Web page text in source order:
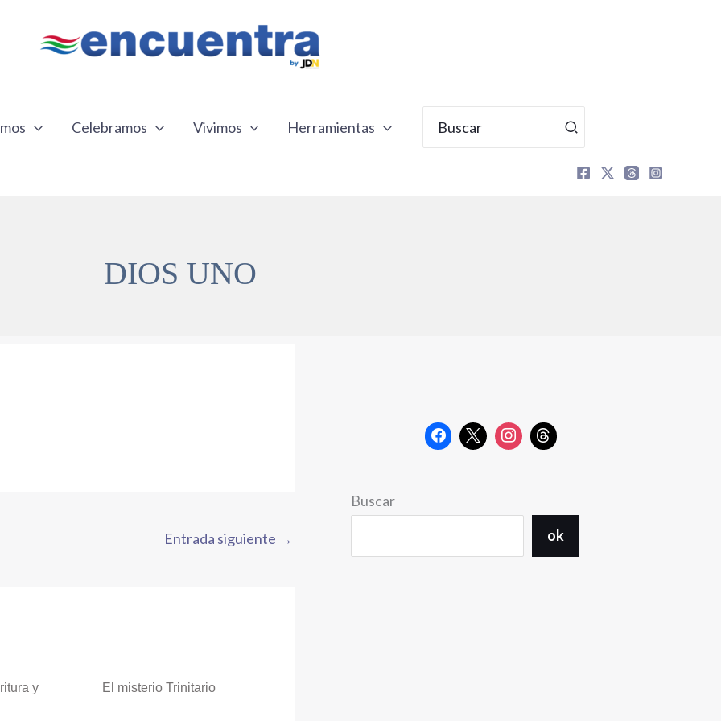
Celebramos Vivimos Herramientas
por:
DIOS UNO
Entrada siguiente →
y
El misterio Trinitario
Buscar
ok